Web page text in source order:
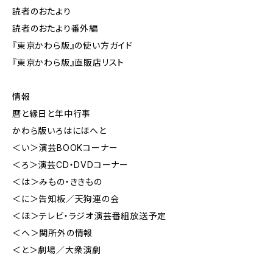
読者のおたより
読者のおたより番外編
『東京かわら版』の使い方ガイド
『東京かわら版』直販店リスト
情報
暦と縁日と年中行事
かわら版いろはにほへと
＜い＞演芸BOOKコーナー
＜ろ＞演芸CD・DVDコーナー
＜は＞みもの・ききもの
＜に＞告知板／天狗連の会
＜ほ＞テレビ・ラジオ演芸番組放送予定
＜へ＞関所外の情報
＜と＞劇場／大衆演劇